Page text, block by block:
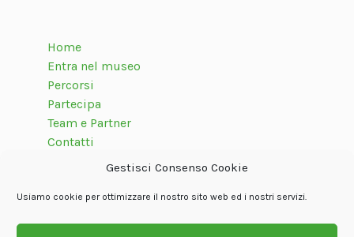
Gestisci Consenso Cookie
Usiamo cookie per ottimizzare il nostro sito web ed i nostri servizi.
Home
Entra nel museo
Percorsi
Partecipa
Team e Partner
Contatti
Seguici su